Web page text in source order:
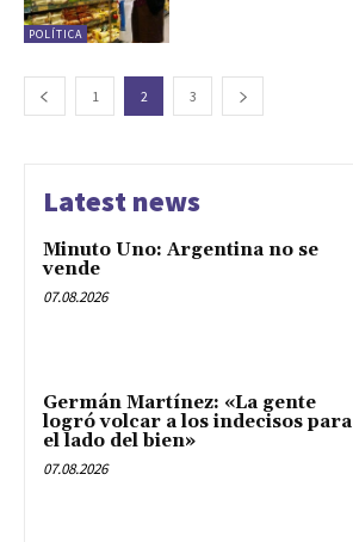
POLÍTICA
1 2 3
Latest news
Minuto Uno: Argentina no se
vende
07.08.2026
Germán Martínez: «La gente
logró volcar a los indecisos para
el lado del bien»
07.08.2026